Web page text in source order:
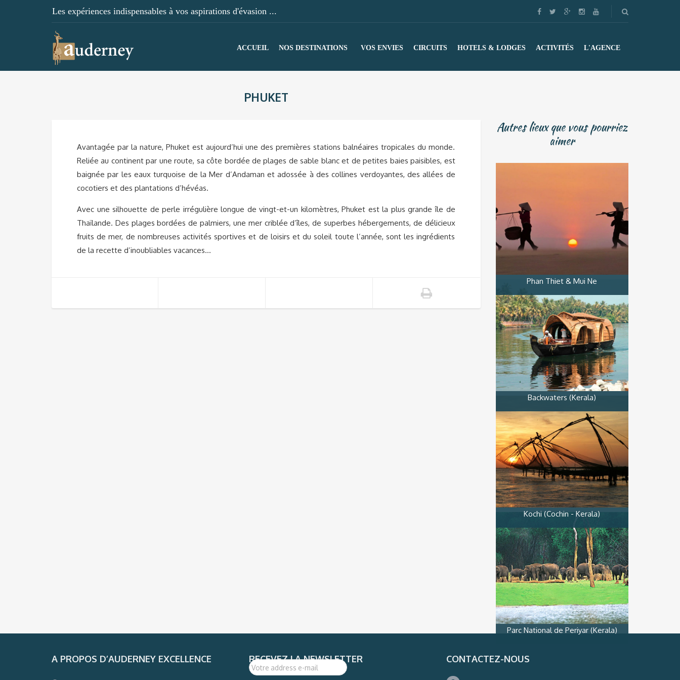
Les expériences indispensables à vos aspirations d'évasion ...
ACCUEIL NOS DESTINATIONS VOS ENVIES CIRCUITS HOTELS & LODGES ACTIVITÉS L'AGENCE
PHUKET
Avantagée par la nature, Phuket est aujourd’hui une des premières stations balnéaires tropicales du monde.
Reliée au continent par une route, sa côte bordée de plages de sable blanc et de petites baies paisibles, est
baignée par les eaux turquoise de la Mer d’Andaman et adossée à des collines verdoyantes, des allées de
cocotiers et des plantations d’hévéas.
Avec une silhouette de perle irrégulière longue de vingt-et-un kilomètres, Phuket est la plus grande île de
Thaïlande. Des plages bordées de palmiers, une mer criblée d’îles, de superbes hébergements, de délicieux
fruits de mer, de nombreuses activités sportives et de loisirs et du soleil toute l’année, sont les ingrédients
de la recette d’inoubliables vacances…
Autres lieux que vous pourriez
aimer
Phan Thiet & Mui Ne
Backwaters (Kerala)
Kochi (Cochin - Kerala)
Parc National de Periyar (Kerala)
A PROPOS D’AUDERNEY EXCELLENCE RECEVEZ LA NEWSLETTER CONTACTEZ-NOUS